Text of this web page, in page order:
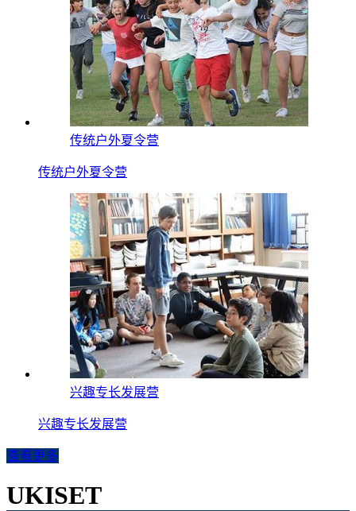
传统户外夏令营
传统户外夏令营
兴趣专长发展营
兴趣专长发展营
查看更多
UKISET